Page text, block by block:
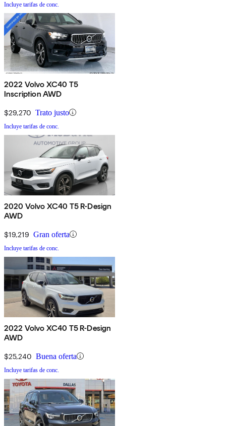
Incluye tarifas de conc.
2022 Volvo XC40 T5
Inscription AWD
$29,270 Trato justo
Incluye tarifas de conc.
2020 Volvo XC40 T5 R-Design
AWD
$19,219 Gran oferta
Incluye tarifas de conc.
2022 Volvo XC40 T5 R-Design
AWD
$25,240 Buena oferta
Incluye tarifas de conc.